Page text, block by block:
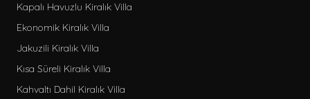
Kapalı Havuzlu Kiralık Villa
Ekonomik Kiralık Villa
Jakuzili Kiralık Villa
Kısa Süreli Kiralık Villa
Kahvaltı Dahil Kiralık Villa